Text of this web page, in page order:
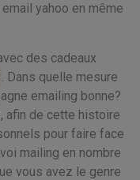
yahoo en même
des cadeaux
. Dans quelle mesure
emailing bonne?
afin de cette histoire
pour faire face
mailing en nombre
vous avez le genre